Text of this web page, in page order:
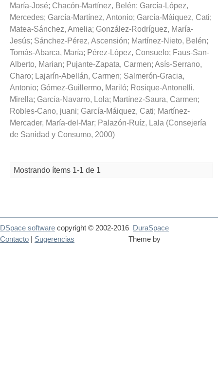
María-José; Chacón-Martínez, Belén; García-López,
Mercedes; García-Martínez, Antonio; García-Máiquez, Cati;
Matea-Sánchez, Amelia; González-Rodríguez, María-
Jesús; Sánchez-Pérez, Ascensión; Martínez-Nieto, Belén;
Tomás-Abarca, María; Pérez-López, Consuelo; Faus-San-
Alberto, Marian; Pujante-Zapata, Carmen; Asís-Serrano,
Charo; Lajarín-Abellán, Carmen; Salmerón-Gracia,
Antonio; Gómez-Guillermo, Mariló; Rosique-Antonelli,
Mirella; García-Navarro, Lola; Martínez-Saura, Carmen;
Robles-Cano, juani; García-Máiquez, Cati; Martínez-
Mercader, María-del-Mar; Palazón-Ruíz, Lala (Consejería
de Sanidad y Consumo, 2000)
Mostrando ítems 1-1 de 1
DSpace software copyright © 2002-2016
DuraSpace
Theme by
Contacto Sugerencias